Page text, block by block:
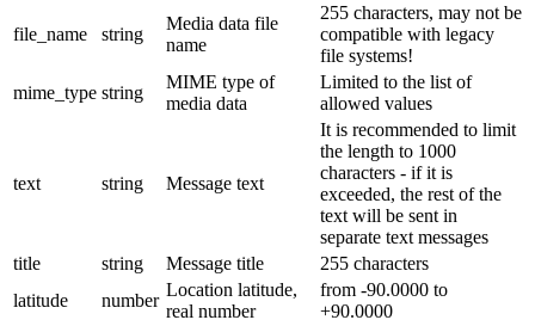
file_name string
Media data file
name
255 characters, may not be
compatible with legacy
file systems!
mime_type string
MIME type of
media data
Limited to the list of
allowed values
text string Message text
It is recommended to limit
the length to 1000
characters - if it is
exceeded, the rest of the
text will be sent in
separate text messages
title
string Message title
255 characters
latitude
number
Location latitude,
real number
from -90.0000 to
+90.0000